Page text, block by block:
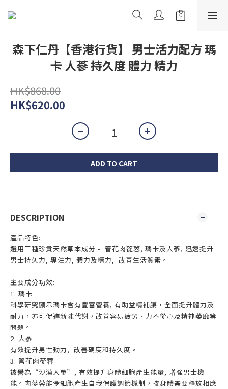
森下仁丹【香港行貨】 男士活力配方 瑪
卡 人蔘 持久度 體力 精力
HK$868.00
HK$620.00
ADD TO CART
DESCRIPTION
產品特色:
選用三種珍貴天然草本成分 - 管花肉蓯蓉, 瑪卡及人蔘, 迅速提升
男士持久力, 專注力, 體力及精力, 改善生活質素。
主要成分功效:
1. 瑪卡
科學研究顯示瑪卡含有豐富營養, 有助益精補腰，全面提升體力及
耐力，亦可促進新陳代謝，改善容易疲勞、力不從心及精神萎靡等
問題。
2. 人蔘
有效提升男性動力, 改善硬度和持久度。
3. 管花肉蓯蓉
被譽為“沙漠人參”, 有效提升身體細胞產生能量, 增強男士機
能。肉蓯蓉能令細胞產生自我保護調節機制，按身體需要釋放相應